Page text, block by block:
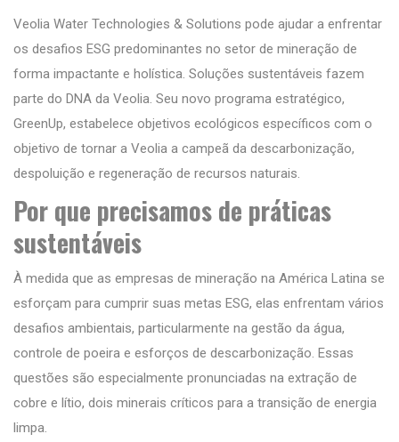
Veolia Water Technologies & Solutions pode ajudar a enfrentar
os desafios ESG predominantes no setor de mineração de
forma impactante e holística. Soluções sustentáveis fazem
parte do DNA da Veolia. Seu novo programa estratégico,
GreenUp, estabelece objetivos ecológicos específicos com o
objetivo de tornar a Veolia a campeã da descarbonização,
despoluição e regeneração de recursos naturais.
Por que precisamos de práticas
sustentáveis
À medida que as empresas de mineração na América Latina se
esforçam para cumprir suas metas ESG, elas enfrentam vários
desafios ambientais, particularmente na gestão da água,
controle de poeira e esforços de descarbonização. Essas
questões são especialmente pronunciadas na extração de
cobre e lítio, dois minerais críticos para a transição de energia
limpa.